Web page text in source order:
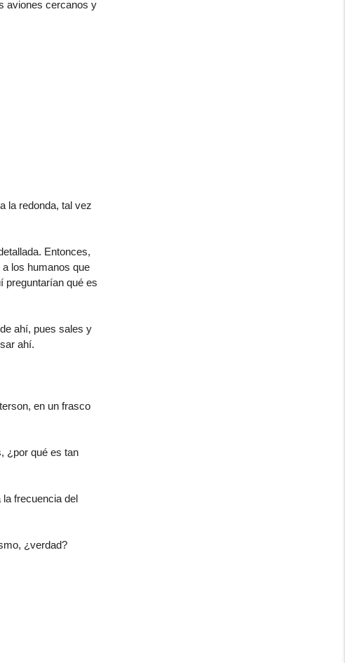
aviones cercanos y
la redonda, tal vez
Entonces,
los humanos que
preguntarían qué es
ahí, pues sales y
ahí.
en un frasco
¿por qué es tan
frecuencia del
¿verdad?